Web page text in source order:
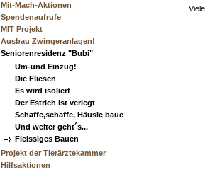
Mit-Mach-Aktionen
Spendenaufrufe
MIT Projekt
Ausbau Zwingeranlagen!
Seniorenresidenz "Bubi"
Um-und Einzug!
Die Fliesen
Es wird isoliert
Der Estrich ist verlegt
Schaffe,schaffe, Häusle baue
Und weiter geht´s...
Fleissiges Bauen
Projekt der Tierärztekammer
Hilfsaktionen